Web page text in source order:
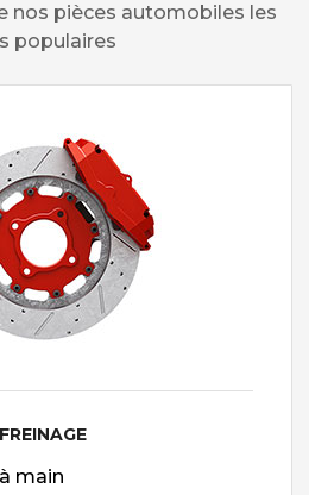
nos pièces automobiles les
populaires
FREINAGE
main